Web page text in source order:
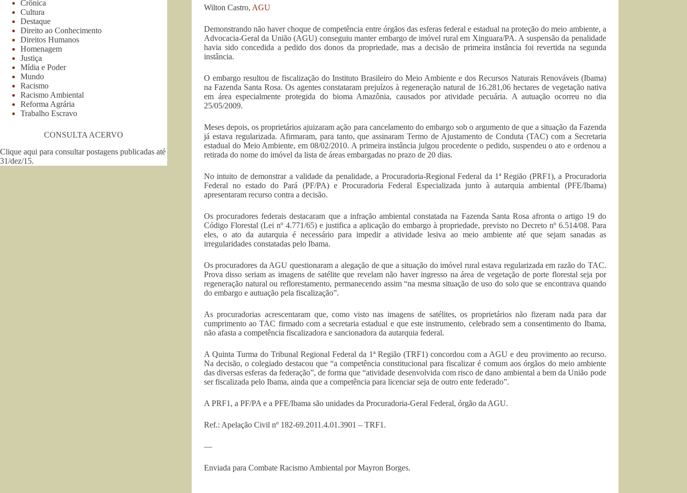
Wilton Castro, AGU
Demonstrando não haver choque de competência entre órgãos das esferas federal e estadual na proteção do meio ambiente, a
Advocacia-Geral da União (AGU) conseguiu manter embargo de imóvel rural em Xinguara/PA. A suspensão da penalidade
havia sido concedida a pedido dos donos da propriedade, mas a decisão de primeira instância foi revertida na segunda
instância.
O embargo resultou de fiscalização do Instituto Brasileiro do Meio Ambiente e dos Recursos Naturais Renováveis (Ibama)
na Fazenda Santa Rosa. Os agentes constataram prejuízos à regeneração natural de 16.281,06 hectares de vegetação nativa
em área especialmente protegida do bioma Amazônia, causados por atividade pecuária. A autuação ocorreu no dia
25/05/2009.
Meses depois, os proprietários ajuizaram ação para cancelamento do embargo sob o argumento de que a situação da Fazenda
já estava regularizada. Afirmaram, para tanto, que assinaram Termo de Ajustamento de Conduta (TAC) com a Secretaria
estadual do Meio Ambiente, em 08/02/2010. A primeira instância julgou procedente o pedido, suspendeu o ato e ordenou a
retirada do nome do imóvel da lista de áreas embargadas no prazo de 20 dias.
No intuito de demonstrar a validade da penalidade, a Procuradoria-Regional Federal da 1ª Região (PRF1), a Procuradoria
Federal no estado do Pará (PF/PA) e Procuradoria Federal Especializada junto à autarquia ambiental (PFE/Ibama)
apresentaram recurso contra a decisão.
Os procuradores federais destacaram que a infração ambiental constatada na Fazenda Santa Rosa afronta o artigo 19 do
Código Florestal (Lei nº 4.771/65) e justifica a aplicação do embargo à propriedade, previsto no Decreto nº 6.514/08. Para
eles, o ato da autarquia é necessário para impedir a atividade lesiva ao meio ambiente até que sejam sanadas as
irregularidades constatadas pelo Ibama.
Os procuradores da AGU questionaram a alegação de que a situação do imóvel rural estava regularizada em razão do TAC.
Prova disso seriam as imagens de satélite que revelam não haver ingresso na área de vegetação de porte florestal seja por
regeneração natural ou reflorestamento, permanecendo assim “na mesma situação de uso do solo que se encontrava quando
do embargo e autuação pela fiscalização”.
As procuradorias acrescentaram que, como visto nas imagens de satélites, os proprietários não fizeram nada para dar
cumprimento ao TAC firmado com a secretaria estadual e que este instrumento, celebrado sem a consentimento do Ibama,
não afasta a competência fiscalizadora e sancionadora da autarquia federal.
A Quinta Turma do Tribunal Regional Federal da 1ª Região (TRF1) concordou com a AGU e deu provimento ao recurso.
Na decisão, o colegiado destacou que “a competência constitucional para fiscalizar é comum aos órgãos do meio ambiente
das diversas esferas da federação”, de forma que “atividade desenvolvida com risco de dano ambiental a bem da União pode
ser fiscalizada pelo Ibama, ainda que a competência para licenciar seja de outro ente federado”.
A PRF1, a PF/PA e a PFE/Ibama são unidades da Procuradoria-Geral Federal, órgão da AGU.
Ref.: Apelação Civil nº 182-69.2011.4.01.3901 – TRF1.
—
Enviada para Combate Racismo Ambiental por Mayron Borges.
Crônica
Cultura
Destaque
Direito ao Conhecimento
Direitos Humanos
Homenagem
Justiça
Mídia e Poder
Mundo
Racismo
Racismo Ambiental
Reforma Agrária
Trabalho Escravo
CONSULTA ACERVO
Clique aqui para consultar postagens publicadas até
31/dez/15.